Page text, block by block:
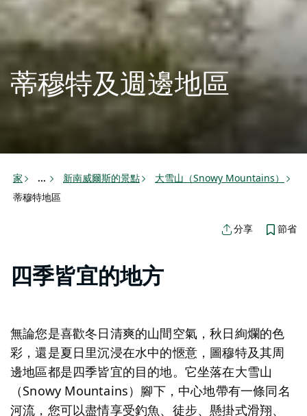
蒂穆特及週邊地區
家 ... 新南威爾斯的景點
大雪山（Snowy Mountains）
蒂穆特地區
分享 節省
四季皆宜的地方
無論您是喜歡冬日清爽的山間空氣，秋日絢爛的色
彩，還是夏日里沉浸在水中的愜意，圖穆特及其周
邊地區都是四季皆宜的目的地。它坐落在大雪山
（Snowy Mountains）腳下，中心地帶有一條同名
河流，您可以盡情享受釣魚、徒步、懸掛式滑翔、